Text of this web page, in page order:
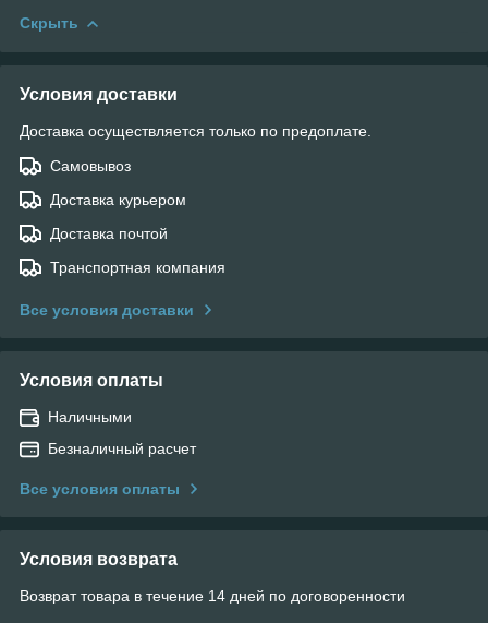
Скрыть
Условия доставки
Доставка осуществляется только по предоплате.
Самовывоз
Доставка курьером
Доставка почтой
Транспортная компания
Все условия доставки
Условия оплаты
Наличными
Безналичный расчет
Все условия оплаты
Условия возврата
Возврат товара в течение 14 дней по договоренности